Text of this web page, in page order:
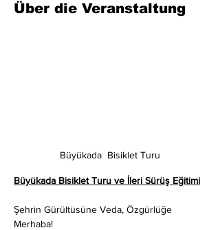
Über die Veranstaltung
Büyükada  Bisiklet Turu
Büyükada Bisiklet Turu ve İleri Sürüş Eğitimi
Şehrin Gürültüsüne Veda, Özgürlüğe
Merhaba!